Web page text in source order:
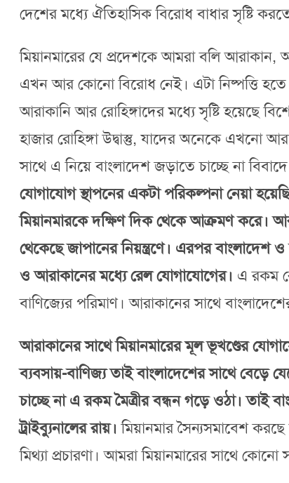
দেশের মধ্যে ঐতিহাসিক বিরোধ বাধার সৃষ্টি
মিয়ানমারের যে প্রদেশকে আমরা বলি আরাকান,
এখন আর কোনো বিরোধ নেই। এটা নিষ্পত্তি হতে
আরাকানি আর রোহিঙ্গাদের মধ্যে সৃষ্টি হয়েছে
হাজার রোহিঙ্গা উদ্বাস্তু, যাদের অনেকে এখনো
সাথে এ নিয়ে বাংলাদেশ জড়াতে চাচ্ছে না
যোগাযোগ স্থাপনের একটা পরিকল্পনা নেয়া
মিয়ানমারকে দক্ষিণ দিক থেকে আক্রমণ করে।
থেকেছে জাপানের নিয়ন্ত্রণে। এরপর
ও আরাকানের মধ্যে রেল যোগাযোগের। এ রকম
বাণিজ্যের পরিমাণ। আরাকানের সাথে
আরাকানের সাথে মিয়ানমারের মূল ভূখণ্ডের
ব্যবসায়-বাণিজ্য তাই বাংলাদেশের সাথে বেড়ে
চাচ্ছে না এ রকম মৈত্রীর বন্ধন গড়ে ওঠা। তাই
ট্রাইব্যুনালের রায়। মিয়ানমার সৈন্যসমাবেশ
মিথ্যা প্রচারণা। আমরা মিয়ানমারের সাথে